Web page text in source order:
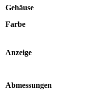
Gehäuse
Farbe
Anzeige
Abmessungen